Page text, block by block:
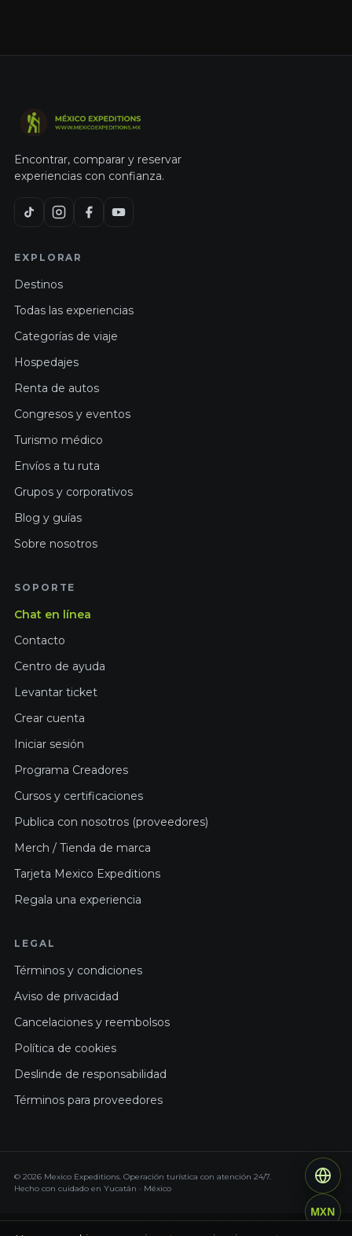
Encontrar, comparar y reservar
experiencias con confianza.
EXPLORAR
Destinos
Todas las experiencias
Categorías de viaje
Hospedajes
Renta de autos
Congresos y eventos
Turismo médico
Envíos a tu ruta
Grupos y corporativos
Blog y guías
Sobre nosotros
SOPORTE
Chat en línea
Contacto
Centro de ayuda
Levantar ticket
Crear cuenta
Iniciar sesión
Programa Creadores
Cursos y certificaciones
Publica con nosotros (proveedores)
Merch / Tienda de marca
Tarjeta Mexico Expeditions
Regala una experiencia
LEGAL
Términos y condiciones
Aviso de privacidad
Cancelaciones y reembolsos
Política de cookies
Deslinde de responsabilidad
Términos para proveedores
© 2026 Mexico Expeditions. Operación turística con atención 24/7.
Hecho con cuidado en Yucatán · México
MXN